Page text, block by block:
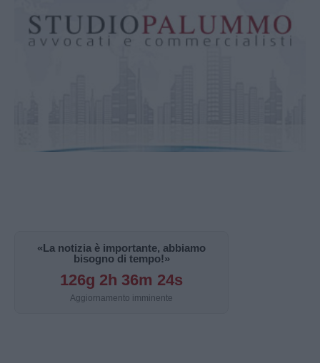
«La notizia è importante, abbiamo
bisogno di tempo!»
126g 2h 36m 23s
Aggiornamento imminente